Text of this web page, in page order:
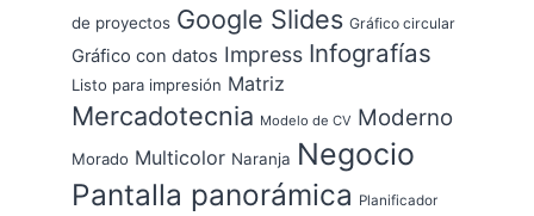
de proyectos Google Slides Gráfico circular
Gráfico con datos Impress Infografías
Listo para impresión Matriz
Mercadotecnia Modelo de CV Moderno
Morado Multicolor Naranja Negocio
Pantalla panorámica Planificador